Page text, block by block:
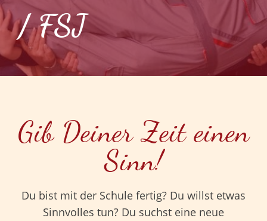
/ FSJ
Gib Deiner Zeit einen
Sinn!
Du bist mit der Schule fertig? Du willst etwas
Sinnvolles tun? Du suchst eine neue